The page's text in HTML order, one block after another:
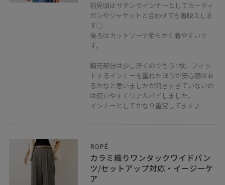
前見頃はサテンでインナーとしてカーディ
ガンやジャケットと合わせても着映えしま
す◯
後ろはカットソーで柔らかく着やすいで
す。
胸元部分は少し浮くのでもう1枚、フィッ
トするインナーを重ねたほうが安心感はあ
るかなと思いましたが開きすぎていないの
は使いやすくリアルバイしました。
インナーとしてかなり重宝してます♪
ROPÉ
カラミ織りワンタックワイドパン
ツ/セットアップ対応・イージーケ
ア